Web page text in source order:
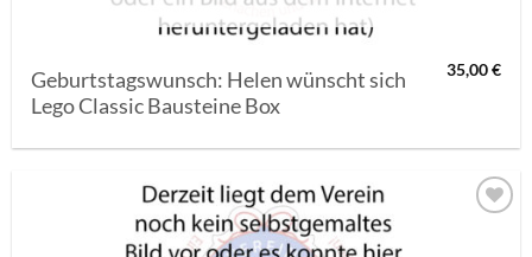
Geburtstagswunsch: Helen wünscht sich
Lego Classic Bausteine Box
35,00€